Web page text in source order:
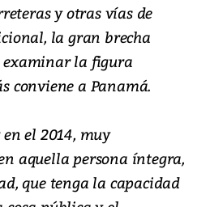
y otras vías de
la gran brecha
examinar la figura
conviene a Panamá.
el 2014, muy
aquella persona íntegra,
que tenga la capacidad